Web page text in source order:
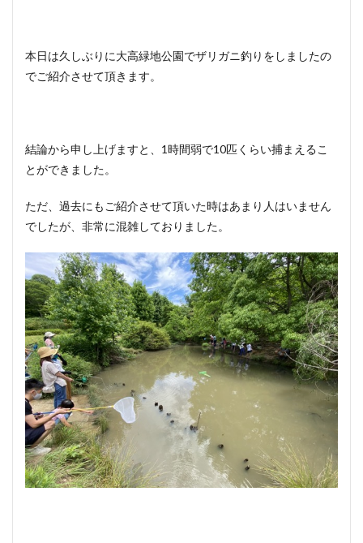
本日は久しぶりに大高緑地公園でザリガニ釣りをしましたの
でご紹介させて頂きます。
結論から申し上げますと、1時間弱で10匹くらい捕まえるこ
とができました。
ただ、過去にもご紹介させて頂いた時はあまり人はいません
でしたが、非常に混雑しておりました。